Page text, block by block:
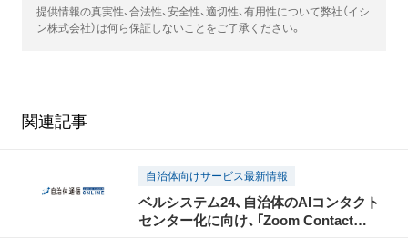
提供情報の真実性、合法性、安全性、適切性、有用性について弊社（イシ
ン株式会社）は何ら保証しないことをご了承ください。
関連記事
自治体向けサービス最新情報
ベルシステム24、自治体のAIコンタクト
センター化に向け、「Zoom Contact